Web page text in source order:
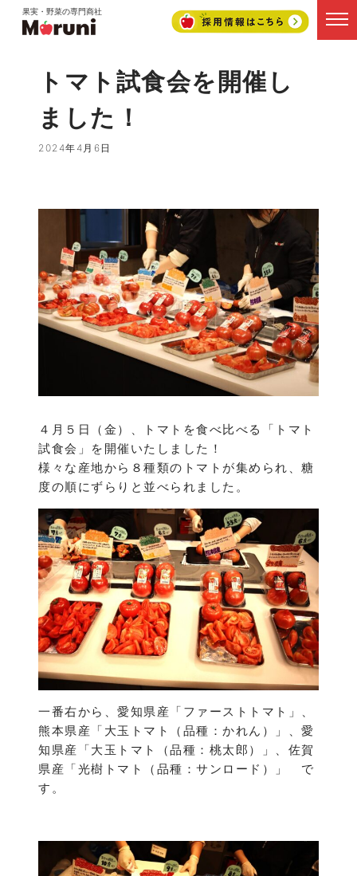
果実・野菜の専門商社
トマト試食会を開催し
ました！
2024年4月6日
４月５日（金）、トマトを食べ比べる「トマト
試食会」を開催いたしました！
様々な産地から８種類のトマトが集められ、糖
度の順にずらりと並べられました。
一番右から、愛知県産「ファーストトマト」、
熊本県産「大玉トマト（品種：かれん）」、愛
知県産「大玉トマト（品種：桃太郎）」、佐賀
県産「光樹トマト（品種：サンロード）」 で
す。